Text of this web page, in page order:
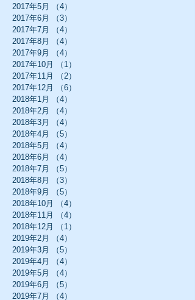
2017年5月
（4）
2017年6月
（3）
2017年7月
（4）
2017年8月
（4）
2017年9月
（4）
2017年10月
（1）
2017年11月
（2）
2017年12月
（6）
2018年1月
（4）
2018年2月
（4）
2018年3月
（4）
2018年4月
（5）
2018年5月
（4）
2018年6月
（4）
2018年7月
（5）
2018年8月
（3）
2018年9月
（5）
2018年10月
（4）
2018年11月
（4）
2018年12月
（1）
2019年2月
（4）
2019年3月
（5）
2019年4月
（4）
2019年5月
（4）
2019年6月
（5）
2019年7月
（4）